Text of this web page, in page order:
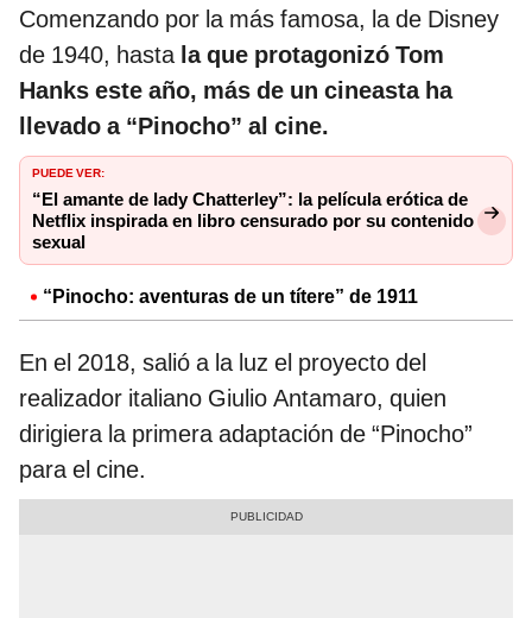
Comenzando por la más famosa, la de Disney
de 1940, hasta la que protagonizó Tom
Hanks este año, más de un cineasta ha
llevado a “Pinocho” al cine.
PUEDE VER:
“El amante de lady Chatterley”: la película erótica de
Netflix inspirada en libro censurado por su contenido
sexual
“Pinocho: aventuras de un títere” de 1911
En el 2018, salió a la luz el proyecto del
realizador italiano Giulio Antamaro, quien
dirigiera la primera adaptación de “Pinocho”
para el cine.